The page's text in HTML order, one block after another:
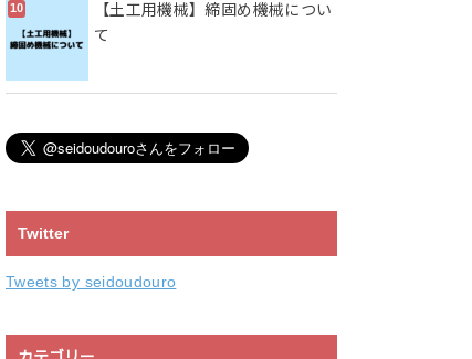
【土工用機械】締固め機械につい
て
Twitter
Tweets by seidoudouro